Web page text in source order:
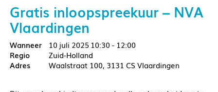
Gratis inloopspreekuur – NVA
Vlaardingen
10 juli 2025 10:30 - 12:00
Zuid-Holland
Waalstraat 100, 3131 CS Vlaardingen